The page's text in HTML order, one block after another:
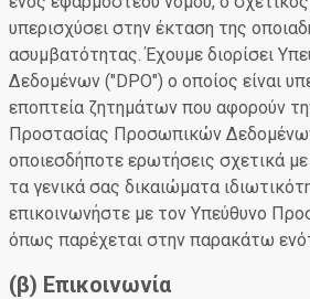
υπερισχύσει στην έκταση της
ασυμβατότητας. Έχουμε διορίσει
Δεδομένων ("DPO") ο οποίος είναι
εποπτεία ζητημάτων που αφορούν
Προστασίας Προσωπικών
οποιεσδήποτε ερωτήσεις σχετικά
τα γενικά σας δικαιώματα
επικοινωνήστε με τον Υπεύθυνο
όπως παρέχεται στην παρακάτω
(β) Επικοινωνία